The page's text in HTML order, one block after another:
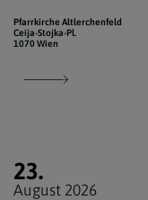
Pfarrkirche Altlerchenfeld
Ceija-Stojka-Pl.
1070 Wien
23.
August 2026